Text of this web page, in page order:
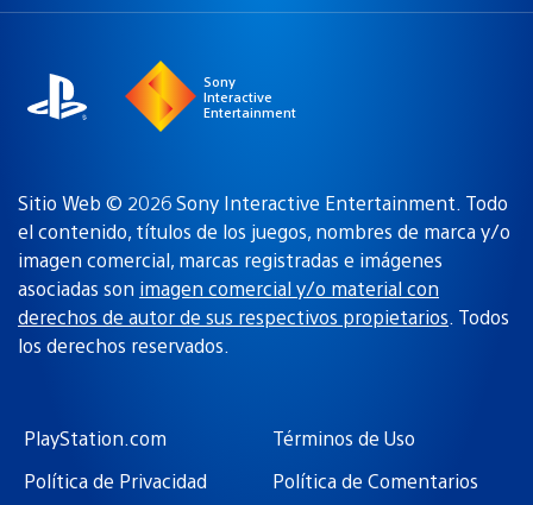
Sony
Interactive
Entertainment
Sitio Web © 2026 Sony Interactive Entertainment. Todo
el contenido, títulos de los juegos, nombres de marca y/o
imagen comercial, marcas registradas e imágenes
asociadas son imagen comercial y/o material con
derechos de autor de sus respectivos propietarios. Todos
los derechos reservados.
PlayStation.com
Términos de Uso
Política de Privacidad
Política de Comentarios